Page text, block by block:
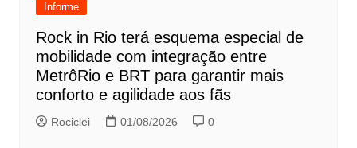
Informe
Rock in Rio terá esquema especial de
mobilidade com integração entre
MetrôRio e BRT para garantir mais
conforto e agilidade aos fãs
Rociclei 01/08/2026 0